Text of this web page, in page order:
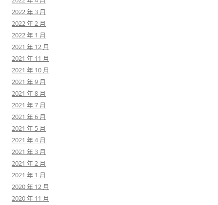
2022 年 3 月
2022 年 2 月
2022 年 1 月
2021 年 12 月
2021 年 11 月
2021 年 10 月
2021 年 9 月
2021 年 8 月
2021 年 7 月
2021 年 6 月
2021 年 5 月
2021 年 4 月
2021 年 3 月
2021 年 2 月
2021 年 1 月
2020 年 12 月
2020 年 11 月